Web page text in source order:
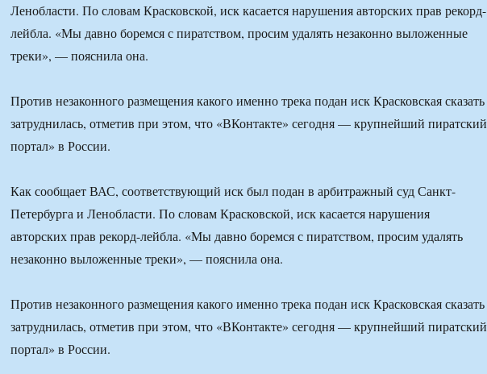
Ленобласти. По словам Красковской, иск касается нарушения авторских прав рекорд-
лейбла. «Мы давно боремся с пиратством, просим удалять незаконно выложенные
треки», — пояснила она.
Против незаконного размещения какого именно трека подан иск Красковская сказать
затруднилась, отметив при этом, что «ВКонтакте» сегодня — крупнейший пиратский
портал» в России.
Как сообщает ВАС, соответствующий иск был подан в арбитражный суд Санкт-
Петербурга и Ленобласти. По словам Красковской, иск касается нарушения
авторских прав рекорд-лейбла. «Мы давно боремся с пиратством, просим удалять
незаконно выложенные треки», — пояснила она.
Против незаконного размещения какого именно трека подан иск Красковская сказать
затруднилась, отметив при этом, что «ВКонтакте» сегодня — крупнейший пиратский
портал» в России.